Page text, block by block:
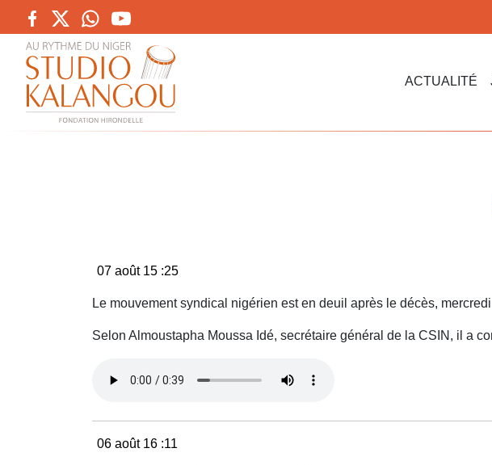
ACTUALITÉ
07 août 15 :25
Le mouvement syndical nigérien est en deuil après le décès,
Selon Almoustapha Moussa Idé, secrétaire général de la CSIN, il a
06 août 16 :11